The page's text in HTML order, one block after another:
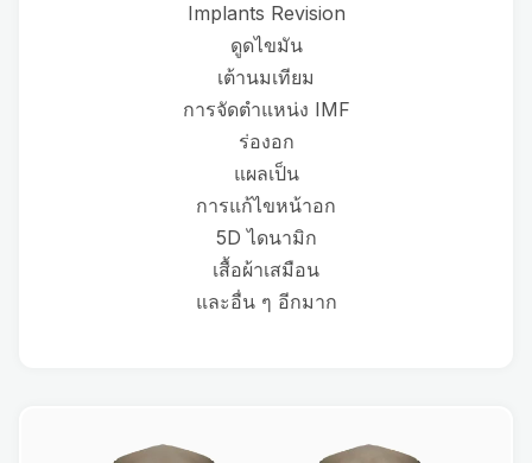
Implants Revision
ดูดไขมัน
เต้านมเทียม
การจัดตำแหน่ง IMF
ร่องอก
แผลเป็น
การแก้ไขหน้าอก
5D ไดนามิก
เสื้อผ้าเสมือน
และอื่น ๆ อีกมาก